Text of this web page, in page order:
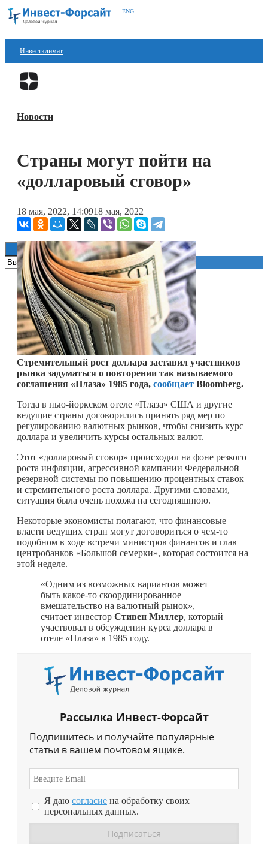
ENG
Инвестклимат
Финансы
Блокчейн
Технологии
Книги
Новости
Страны могут пойти на
«долларовый сговор»
18 мая, 2022, 14:0918 мая, 2022
Стремительный рост доллара заставил участников
рынка задуматься о повторении так называемого
соглашения «Плаза» 1985 года, сообщает Bloomberg.
Тогда в нью-йоркском отеле «Плаза» США и другие
ведущие страны договорились принять ряд мер по
регулированию валютных рынков, чтобы снизить курс
доллара и увеличить курсы остальных валют.
Этот «долларовый сговор» происходил на фоне резкого
роста инфляции, агрессивной кампании Федеральной
резервной системы по повышению процентных ставок
и стремительного роста доллара. Другими словами,
ситуация была очень похожа на сегодняшнюю.
Некоторые экономисты полагают, что финансовые
власти ведущих стран могут договориться о чем-то
подобном в ходе встречи министров финансов и глав
центробанков «Большой семерки», которая состоится на
этой неделе.
«Одним из возможных вариантов может
быть какое-то скоординированное
вмешательство на валютный рынок», —
считает инвестор Стивен Миллер, который
участвовал в обсуждении курса доллара в
отеле «Плаза» в 1985 году.
Рассылка Инвест-Форсайт
Подпишитесь и получайте популярные
статьи в вашем почтовом ящике.
Я даю согласие на обработку своих
персональных данных.